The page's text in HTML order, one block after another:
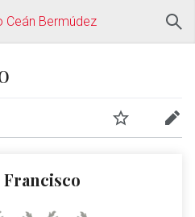
Ceán Bermúdez